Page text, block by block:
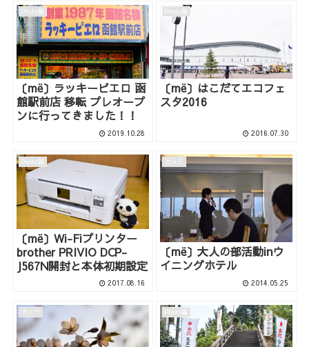
Photo箱
〔më〕ラッキーピエロ 函
館駅前店 移転 プレオープ
ンに行ってきました！！
2019.10.28
Photo箱
〔më〕はこだてエコフェ
スタ2016
2016.07.30
Photo箱
〔më〕Wi-Fiプリンター
brother PRIVIO DCP-
J567N開封と本体初期設定
2017.08.16
カメラ
〔më〕大人の部活動inウ
イニングホテル
2014.05.25
カメラ Photo箱